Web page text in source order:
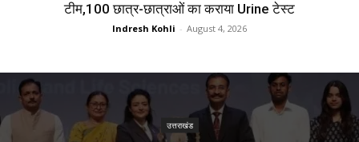
टीम,100 छात्र-छात्राओं का कराया Urine टेस्ट
Indresh Kohli - August 4, 2026
उत्तराखंड